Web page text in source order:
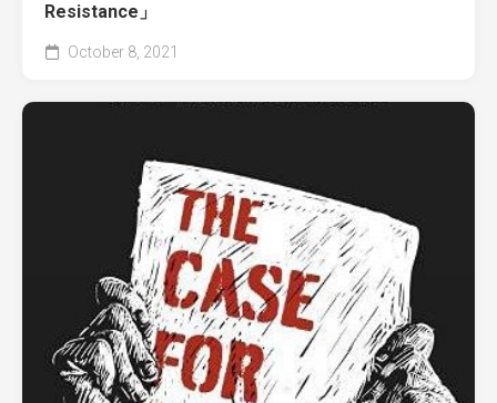
Resistance」
October 8, 2021